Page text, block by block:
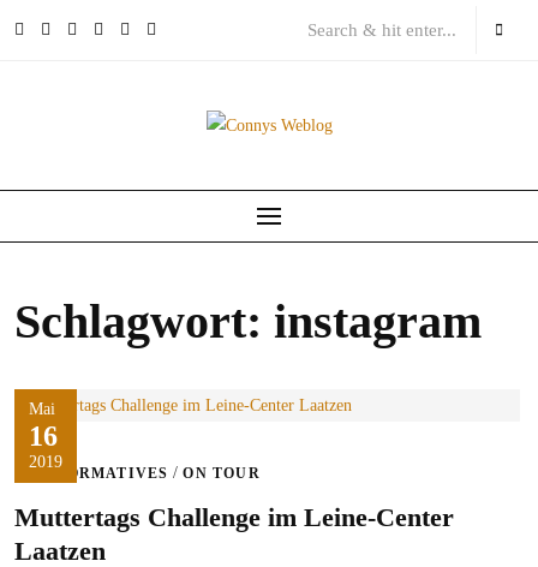
Schlagwort: instagram
Mai
16
2019
INFORMATIVES /ON TOUR
Muttertags Challenge im Leine-Center
Laatzen